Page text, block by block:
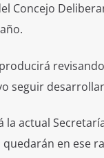
Concejo
seguir
la actual
en ese